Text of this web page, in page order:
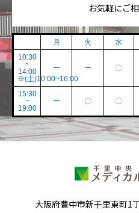
お気軽にご
月 火 水
10:30
~
14:00
※(土)10:00~16:00
ー ー 〇
15:30
~
19:00
ー 〇 〇
大阪府豊中市新千里東町1